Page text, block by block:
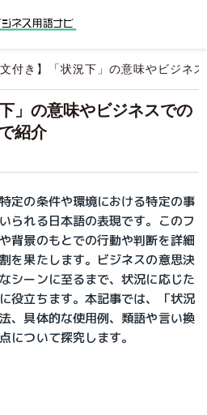
文付き】「状況下」の意味やビジネ
」の意味やビジネスでの
紹介
定の条件や環境における特定の事
られる日本語の表現です。このフ
背景のもとでの行動や判断を詳細
を果たします。ビジネスの意思決
シーンに至るまで、状況に応じた
役立ちます。本記事では、「状況
、具体的な使用例、類語や言い換
について探究します。